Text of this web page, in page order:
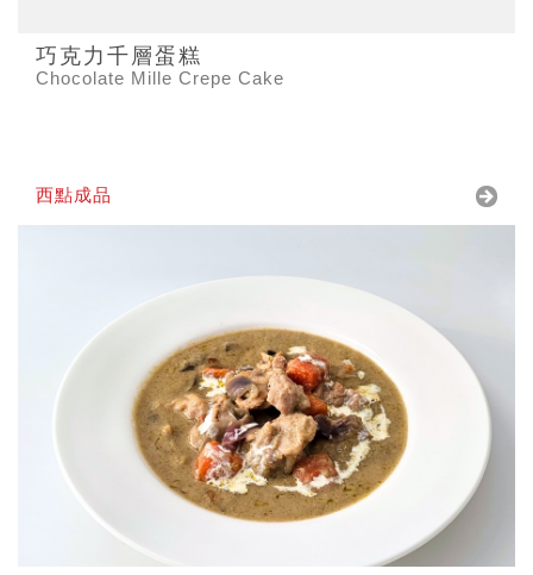
巧克力千層蛋糕
Chocolate Mille Crepe Cake
西點成品